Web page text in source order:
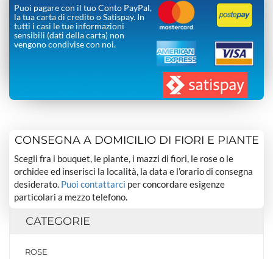
Puoi pagare con il tuo Conto PayPal,
la tua carta di credito o Satispay. In
tutti i casi le tue informazioni
sensibili (dati della carta) non
vengono condivise con noi.
CONSEGNA A DOMICILIO DI FIORI E PIANTE
Scegli fra i bouquet, le piante, i mazzi di fiori, le rose o le
orchidee ed inserisci la località, la data e l’orario di consegna
desiderato. Puoi contattarci per concordare esigenze
particolari a mezzo telefono.
CATEGORIE
ROSE